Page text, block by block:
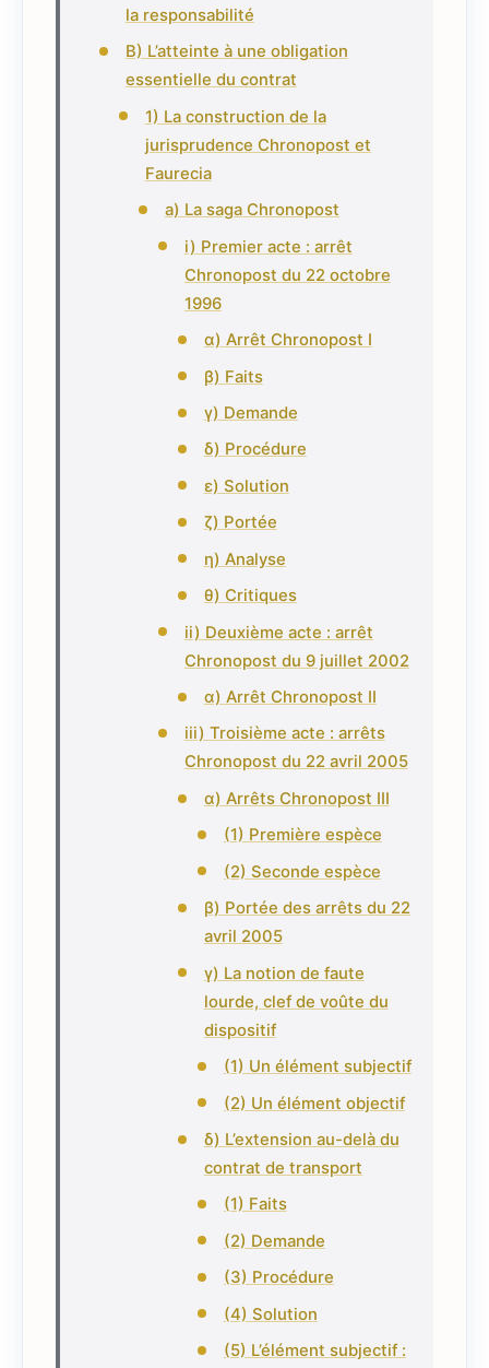
la responsabilité
B) L’atteinte à une obligation
essentielle du contrat
1) La construction de la
jurisprudence Chronopost et
Faurecia
a) La saga Chronopost
i) Premier acte : arrêt
Chronopost du 22 octobre
1996
α) Arrêt Chronopost I
β) Faits
γ) Demande
δ) Procédure
ε) Solution
ζ) Portée
η) Analyse
θ) Critiques
ii) Deuxième acte : arrêt
Chronopost du 9 juillet 2002
α) Arrêt Chronopost II
iii) Troisième acte : arrêts
Chronopost du 22 avril 2005
α) Arrêts Chronopost III
(1) Première espèce
(2) Seconde espèce
β) Portée des arrêts du 22
avril 2005
γ) La notion de faute
lourde, clef de voûte du
dispositif
(1) Un élément subjectif
(2) Un élément objectif
δ) L’extension au-delà du
contrat de transport
(1) Faits
(2) Demande
(3) Procédure
(4) Solution
(5) L’élément subjectif :